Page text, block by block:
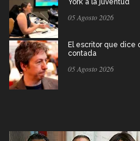
York a la juventud
05 Agosto 2026
El escritor que dice
contada
05 Agosto 2026